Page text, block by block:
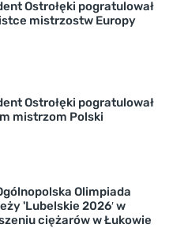
Ostrołęki pogratulował
mistrzostw Europy
Ostrołęki pogratulował
mistrzom Polski
Olimpiada
'Lubelskie 2026′ w
ciężarów w Łukowie